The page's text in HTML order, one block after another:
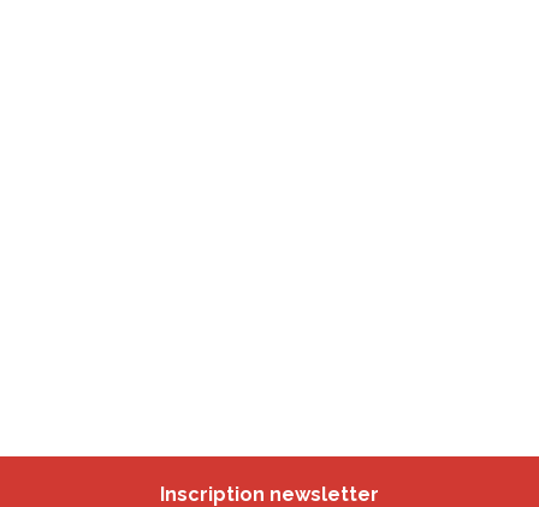
Inscription newsletter